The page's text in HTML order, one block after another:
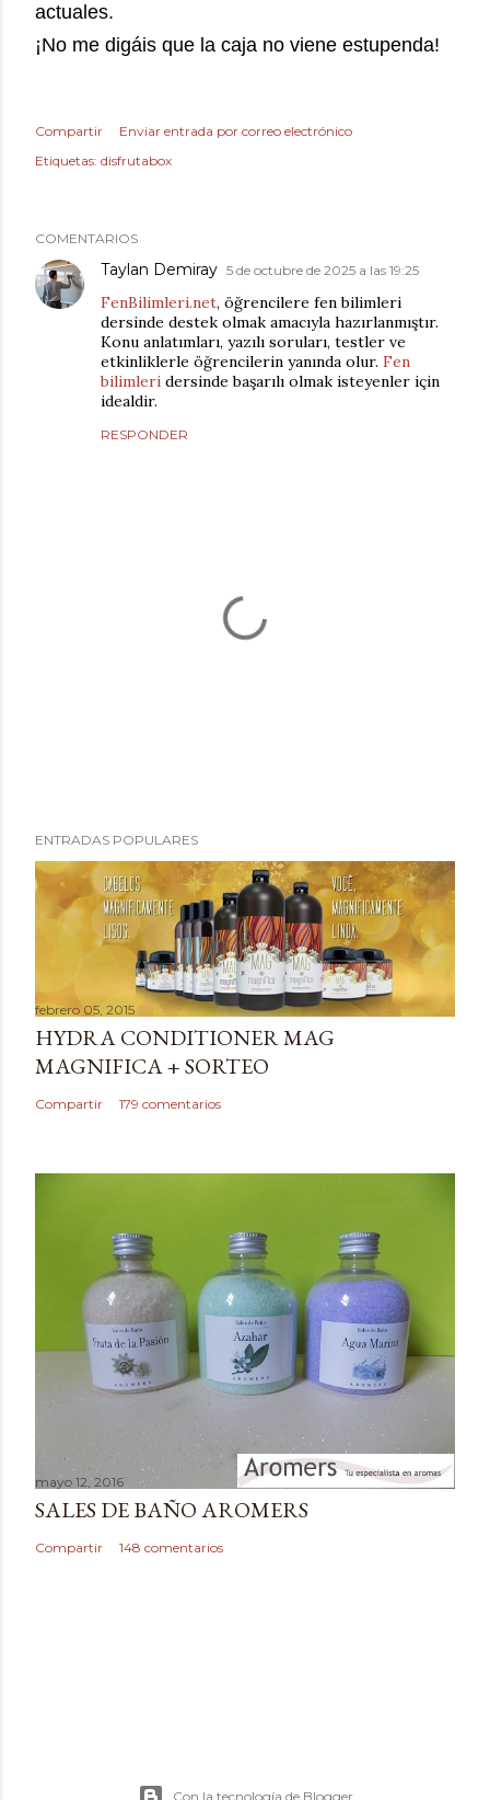
actuales.
¡No me digáis que la caja no viene estupenda!
Compartir
Enviar entrada por correo electrónico
Etiquetas: disfrutabox
COMENTARIOS
Taylan Demiray 5 de octubre de 2025 a las 19:25
FenBilimleri.net, öğrencilere fen bilimleri
dersinde destek olmak amacıyla hazırlanmıştır.
Konu anlatımları, yazılı soruları, testler ve
etkinliklerle öğrencilerin yanında olur. Fen
bilimleri dersinde başarılı olmak isteyenler için
idealdir.
RESPONDER
u
b
a
r
u
n
c
o
ENTRADAS POPULARES
febrero 05, 2015
HYDRA CONDITIONER MAG
MAGNIFICA + SORTEO
Compartir 179 comentarios
mayo 12, 2016
SALES DE BAÑO AROMERS
Compartir 148 comentarios
Con la tecnología de Blogger